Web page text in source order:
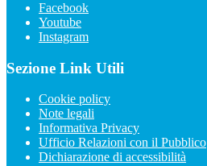
Facebook
Youtube
Instagram
Sezione Link Utili
Cookie policy
Note legali
Informativa Privacy
Ufficio Relazioni con il Pubblico
Dichiarazione di accessibilità